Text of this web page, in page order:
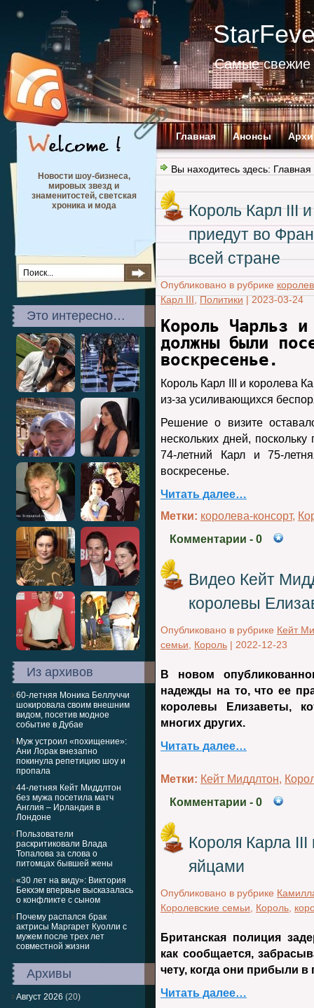
Самые свежие
Главная Анонсы
Новости шоу-бизнеса,
мировых звезд и
знаменитостей, светская
хроника и мода
Это интересно…
Из архивов
60-летняя Моника Беллуччи
шокировала своим внешним
видом, посетив модное
событие в Дубае
Муж устроил «похищение»:
Ани Лорак внезапно
покинула репетицию шоу и
пропала
44-летняя Кейт Миддлтон
без мужа посетила матч
Англия – Ирландия в
Лондоне
Пользователи
раскритиковали Влада
Топалова за слова о
питомцах бывшей жены
«30 лет на виду»: Виктория
Бекхэм впервые высказалась
о конфликте с сыном
Почему распался брак
актрисы Маргарет Куолли с
мужем после трех лет
совместной жизни
Архивы
Август 2026 (20)
Вы находитесь здесь: Главная
Король Карл III
приедут во
всей стране
Опубликовано в рубрике
Карл III,Политики|2023-03-24
Король Чарльз
должны были
воскресенье.
Король Карл III и королева
из-за усиливающихся
Решение о визите
нескольких дней,
74-летний Карл и 75-
воскресенье.
Читать далее…
Метки: королева-консорт,
Комментарии - 0
Видео Кейт
королевы
Опубликовано в рубрике Кейт
семьи
Король | 2022-12-23
В новом
надежды на то, что ее
королевы Елизаветы,
многих других.
Читать далее…
Метки: Кейт Миддлтон,
Комментарии - 0
Короля Карла III
яйцами
Опубликовано в рубрике
Королевские семьи
Король
Британская полиция
как сообщается,
чету, когда они прибыли в
Читать далее…